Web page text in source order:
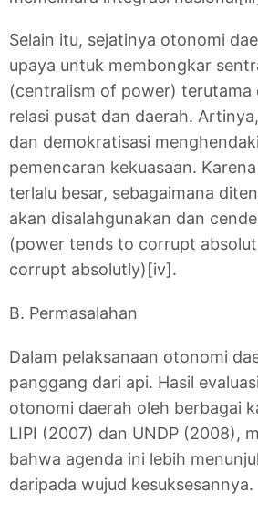
Selain itu, sejatinya otonomi
upaya untuk membongkar
(centralism of power) terutama
relasi pusat dan daerah.
dan demokratisasi
pemencaran kekuasaan.
terlalu besar, sebagaimana
akan disalahgunakan dan
(power tends to corrupt
corrupt absolutly)[iv].
B. Permasalahan
Dalam pelaksanaan otonomi
panggang dari api. Hasil
otonomi daerah oleh berbagai
LIPI (2007) dan UNDP (2008),
bahwa agenda ini lebih
daripada wujud kesuksesannya.